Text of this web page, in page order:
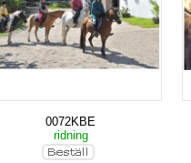
0072KBE
ridning